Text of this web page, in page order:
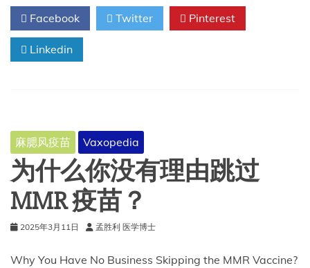
亚
急
性
硬
化
（SSPE）
？
Facebook Twitter Pinterest
Linkedin
麻腮风疫苗 Vaxopedia
为什么你没有理由跳过
MMR 疫苗？
2025年3月11日 孟胜利 医学博士
Why You Have No Business Skipping the MMR Vaccine?